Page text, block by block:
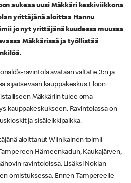
aukeaa uusi Mäkkäri keskiviikkona
yrittäjänä aloittaa Hannu
jo nyt yrittäjänä kuudessa muussa
Mäkkärissä ja työllistää
ravintola avataan valtatie 3:n ja
sijaitsevaan kauppakeskus Eloon
Mäkkäriin tulee oma
kauppakeskukseen. Ravintolassa on
ja sisäleikkipaikka.
aloittanut Wiinikainen toimii
Hämeenkadun, Kaukajärven,
ravintoloissa. Lisäksi Nokian
omistuksessa. Ennen Tampereelle